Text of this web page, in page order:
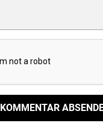
KOMMENTAR